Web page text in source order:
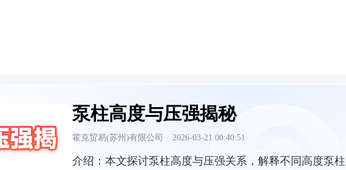
泵柱高度与压强揭秘
霍克贸易(苏州)有限公司 · 2026-03-21 00:40:51
介绍： 本文探讨泵柱高度与压强关系，解释不同高度泵柱